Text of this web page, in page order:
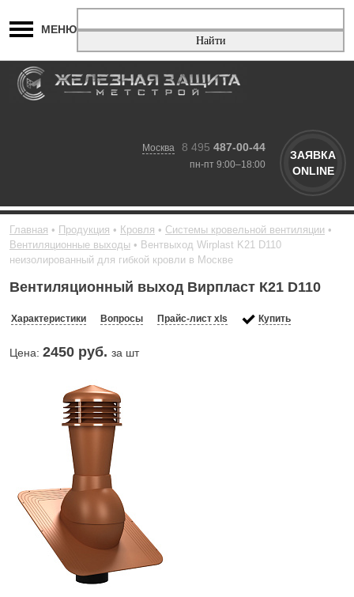
МЕНЮ
Москва 8 495 487-00-44
пн-пт 9:00–18:00
ЗАЯВКА
ONLINE
Главная Продукция Кровля
Системы кровельной вентиляции
Вентиляционные выходы
Вентвыход Wirplast K21 D110
неизолированный для гибкой кровли в Москве
Вентиляционный выход Вирпласт К21 D110
Характеристики Вопросы Прайс-лист xls Купить
Цена: 2450 руб. за шт